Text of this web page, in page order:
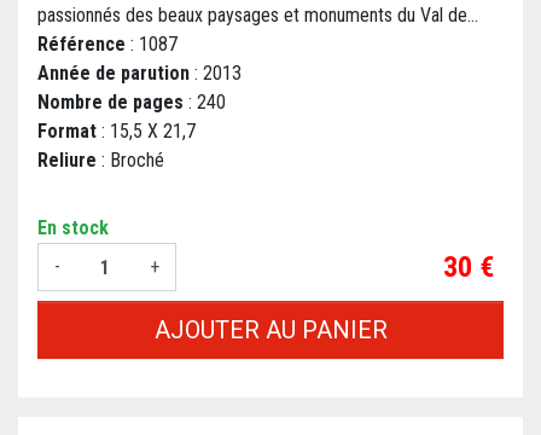
passionnés des beaux paysages et monuments du Val de...
Référence : 1087
Année de parution : 2013
Nombre de pages : 240
Format : 15,5 X 21,7
Reliure : Broché
En stock
-
+ Prix
30 €
AJOUTER AU PANIER